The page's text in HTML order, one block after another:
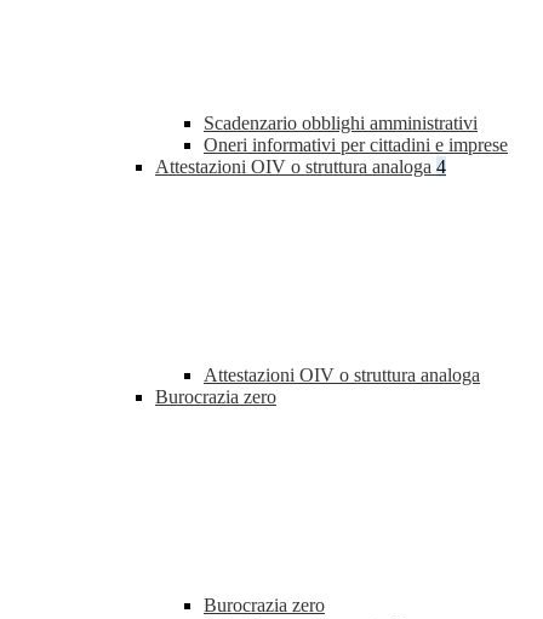
Scadenzario obblighi amministrativi
Oneri informativi per cittadini e imprese
Attestazioni OIV o struttura analoga 4
Attestazioni OIV o struttura analoga
Burocrazia zero
Burocrazia zero